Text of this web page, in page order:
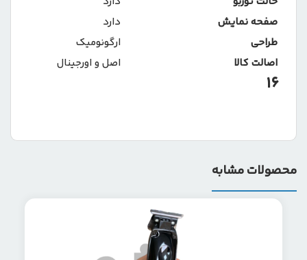
صفحه نمایش
دارد
طراحی
ارگونومیک
اصالت کالا
اصل و اورجینال
16
محصولات مشابه